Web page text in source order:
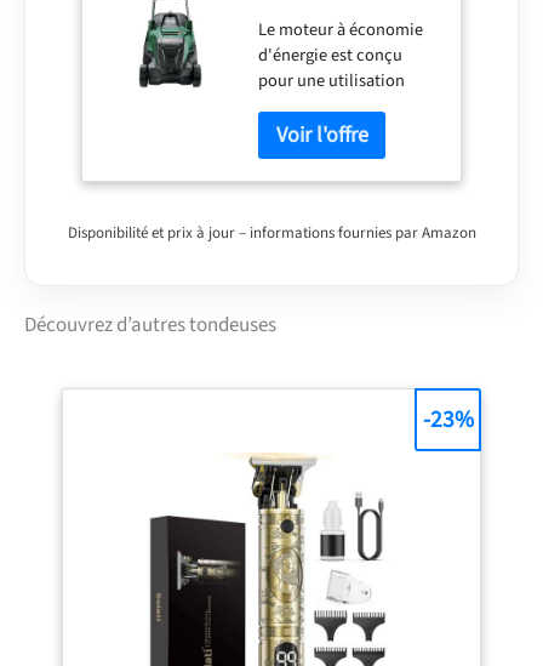
Le moteur à économie
d'énergie est conçu
pour une utilisation
efficace de l'énergie et
offre une expérience de
tonte puissante
Manœuvre et rangement
poignées Ergoflex avec
supérieure avec
GrassCombs aident à
sur 7 niveaux de 25 mm
à 80 mm en appuyant
sur un bouton
Disponibilité et prix à jour – informations fournies par Amazon
Découvrez d’autres tondeuses
-23%